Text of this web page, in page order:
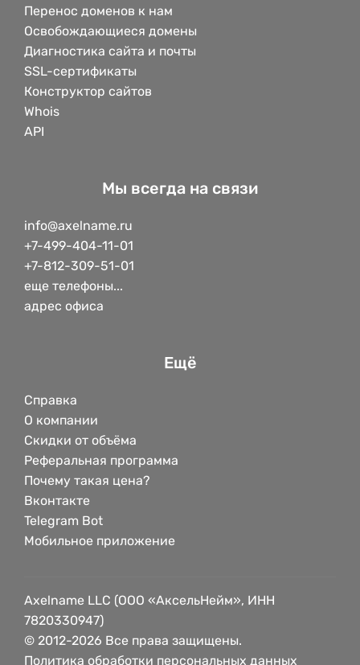
Перенос доменов к нам
Освобождающиеся домены
Диагностика сайта и почты
SSL-сертификаты
Конструктор сайтов
Whois
API
Мы всегда на связи
info@axelname.ru
+7-499-404-11-01
+7-812-309-51-01
еще телефоны...
адрес офиса
Ещё
Справка
О компании
Скидки от объёма
Реферальная программа
Почему такая цена?
Вконтакте
Telegram Bot
Мобильное приложение
Axelname LLC (ООО «АксельНейм», ИНН
7820330947)
© 2012-2026 Все права защищены.
Политика обработки персональных данных